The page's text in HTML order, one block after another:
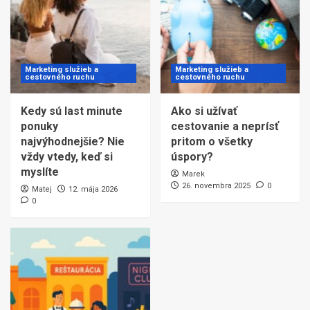
Marketing služieb a
cestovného ruchu
Kedy sú last minute
ponuky
najvýhodnejšie? Nie
vždy vtedy, keď si
myslíte
Matej
12. mája 2026
0
Marketing služieb a
cestovného ruchu
Ako si užívať
cestovanie a neprísť
pritom o všetky
úspory?
Marek
26. novembra 2025
0